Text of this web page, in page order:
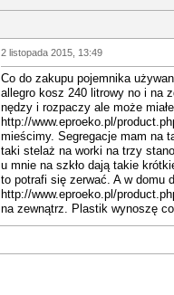
2 listopada 2015, 13:49
Co do zakupu pojemnika
allegro kosz 240 litrowy no i na
nędzy i rozpaczy ale może
http://www.eproeko.pl/
mieścimy. Segregacje mam na
taki stelaż na worki na trzy
u mnie na szkło dają takie
to potrafi się zerwać. A w domu
http://www.eproeko.pl/
na zewnątrz. Plastik wynoszę